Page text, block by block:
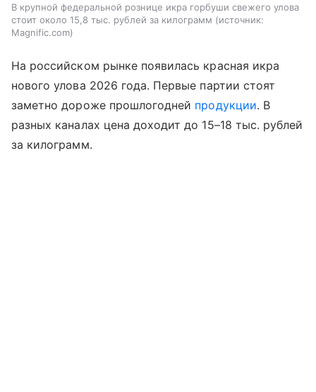
В крупной федеральной рознице икра горбуши свежего улова
стоит около 15,8 тыс. рублей за килограмм
источник:
Magnific.com
На российском рынке появилась красная икра
нового улова 2026 года. Первые партии стоят
заметно дороже прошлогодней продукции. В
разных каналах цена доходит до 15–18 тыс. рублей
за килограмм.